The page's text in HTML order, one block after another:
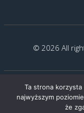
© 2026 All
Ta strona korzysta
najwyższym
że